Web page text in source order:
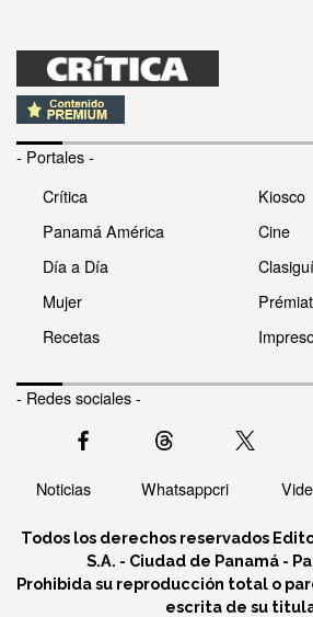
- Portales -
Crítica
Panamá América
Día a Día
Mujer
Recetas
Kiosco
Cine
- Redes sociales -
Noticias Whatsappcri
Todos los derechos reservados
S.A. - Ciudad de Panamá -
Prohibida su reproducción total o
escrita de su